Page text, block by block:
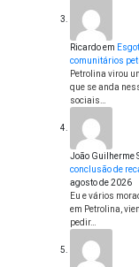
Ricardoem
comunitários
Petrolina virou
que se anda
sociais…
João Guilherme
conclusão de
agosto de 2026
Eu e vários
em Petrolina,
pedir…